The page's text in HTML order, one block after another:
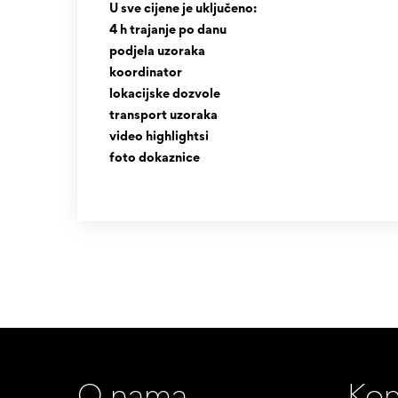
U sve cijene je uključeno:
4 h trajanje po danu
podjela uzoraka
koordinator
lokacijske dozvole
transport uzoraka
video highlightsi
foto dokaznice